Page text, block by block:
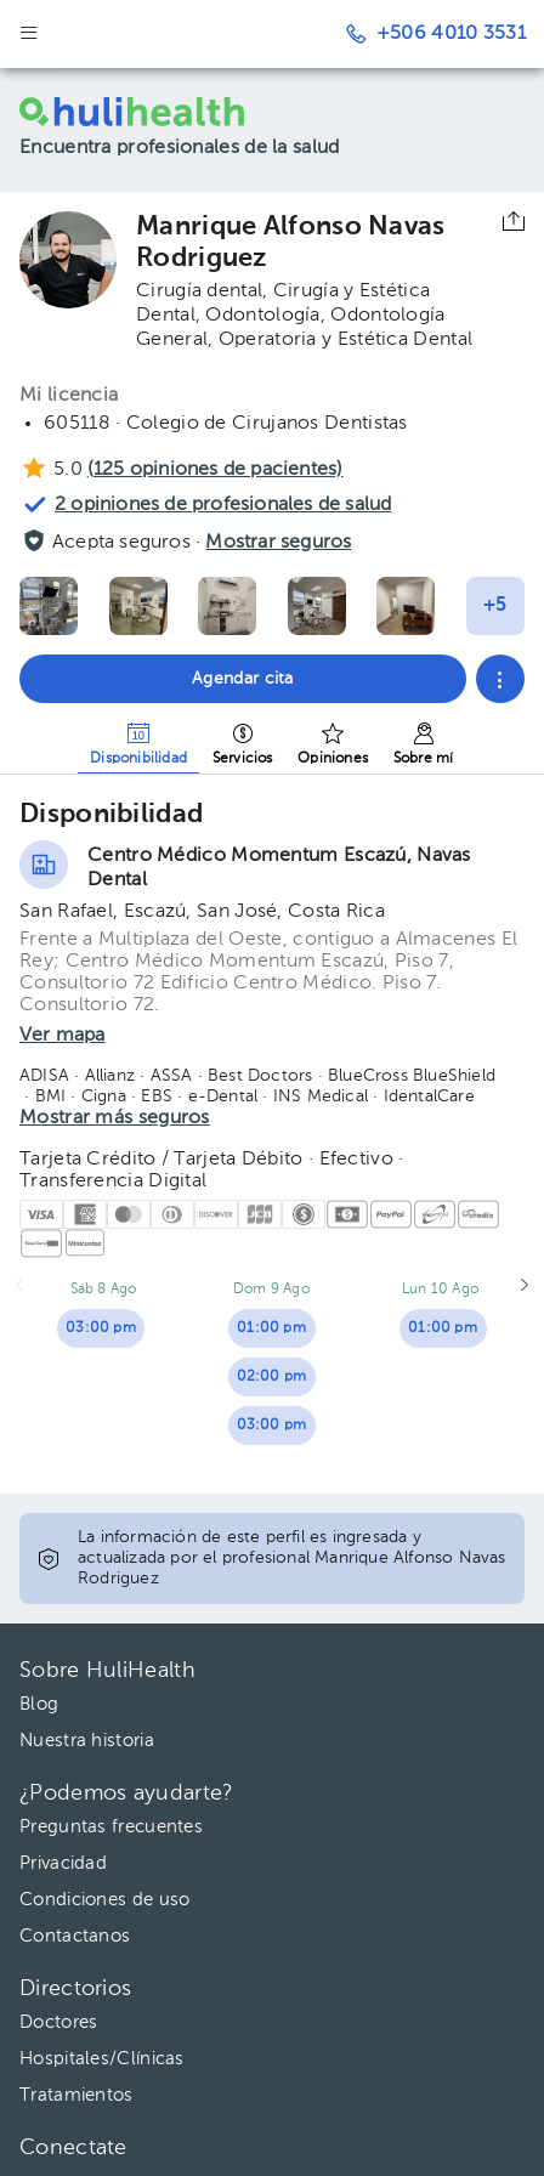
+506 4010 3531
Encuentra profesionales de la salud
Manrique Alfonso Navas
Rodriguez
Cirugía dental
Cirugía y Estética
Dental Odontología Odontología
General Operatoria y Estética Dental
Mi licencia
605118 · Colegio de Cirujanos Dentistas
5.0 (125 opiniones de pacientes)
2 opiniones de profesionales de salud
Acepta seguros · Mostrar seguros
Agendar cita
Disponibilidad Servicios Opiniones Sobre mí
Disponibilidad
Centro Médico Momentum Escazú, Navas
Dental
San Rafael, Escazú, San José, Costa Rica
Frente a Multiplaza del Oeste, contiguo a Almacenes El
Rey; Centro Médico Momentum Escazú, Piso 7,
Consultorio 72 Edificio Centro Médico. Piso 7.
Consultorio 72.
Ver mapa
ADISA · Allianz · ASSA · Best Doctors · BlueCross BlueShield
· BMI
· Cigna· EBS · e-Dental · INS Medical · IdentalCare
· MAPFRE· MetLife· Orbe Vida
· Salud 360· SM Seguros· Vital Care - Adisa· Manhattan Life
· American Fidelity· Salud Primero
Mostrar más seguros
Tarjeta Crédito / Tarjeta Débito · Efectivo ·
Transferencia Digital
Sáb 8 Ago
03:00 pm
Dom 9 Ago
01:00 pm
02:00 pm
03:00 pm
Lun 10 Ago
01:00 pm
La información de este perfil es ingresada y
actualizada por el profesional Manrique Alfonso Navas
Rodriguez
Sobre HuliHealth
Blog
Nuestra historia
¿Podemos ayudarte?
Preguntas frecuentes
Privacidad
Condiciones de uso
Contactanos
Directorios
Doctores
Hospitales/Clínicas
Tratamientos
Conectate